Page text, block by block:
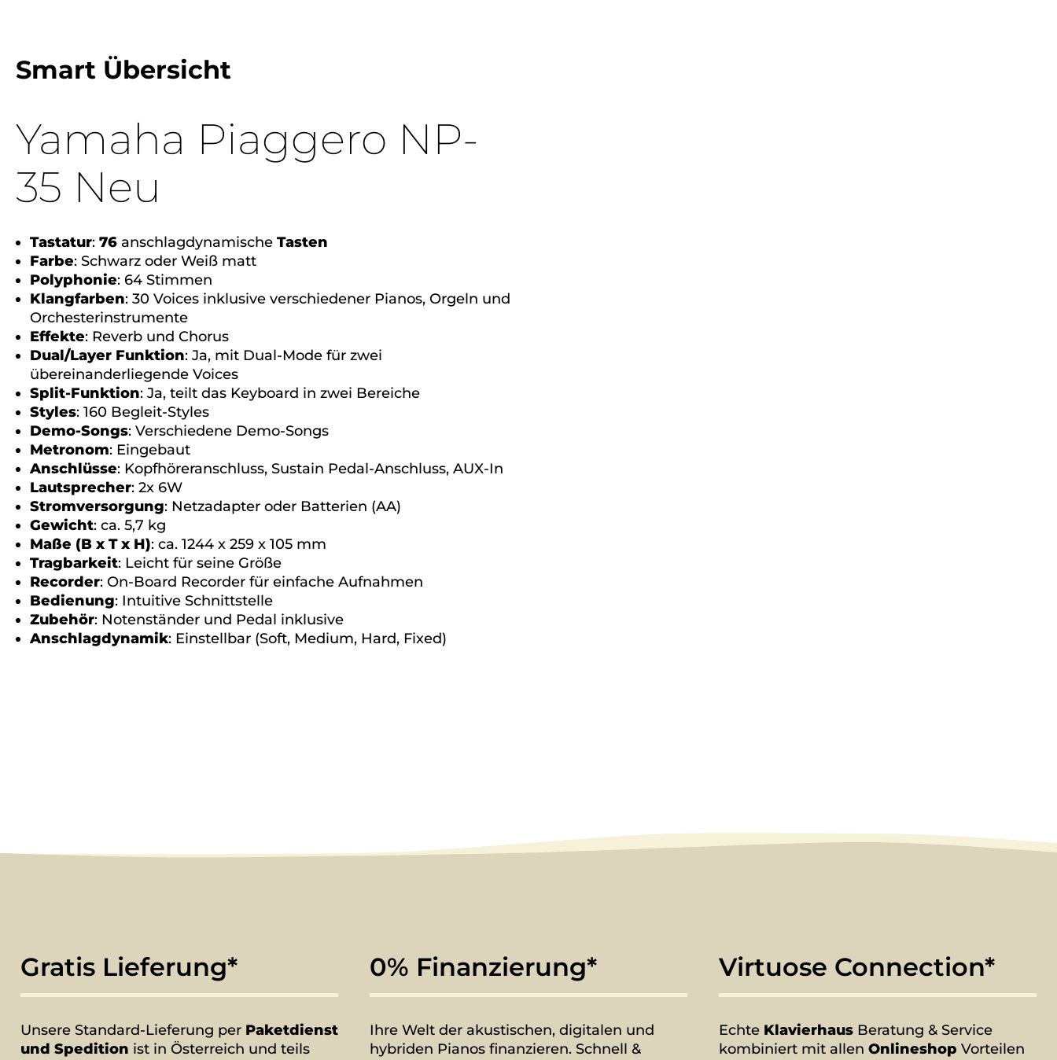
Smart Übersicht
Yamaha Piaggero NP-
35 Neu
Tastatur: 76 anschlagdynamische Tasten
Farbe: Schwarz oder Weiß matt
Polyphonie: 64 Stimmen
Klangfarben: 30 Voices inklusive verschiedener Pianos, Orgeln und
Orchesterinstrumente
Effekte: Reverb und Chorus
Dual/Layer Funktion: Ja, mit Dual-Mode für zwei
übereinanderliegende Voices
Split-Funktion: Ja, teilt das Keyboard in zwei Bereiche
Styles: 160 Begleit-Styles
Demo-Songs: Verschiedene Demo-Songs
Metronom: Eingebaut
Anschlüsse: Kopfhöreranschluss, Sustain Pedal-Anschluss, AUX-In
Lautsprecher: 2x 6W
Stromversorgung: Netzadapter oder Batterien (AA)
Gewicht: ca. 5,7 kg
Maße (B x T x H): ca. 1244 x 259 x 105 mm
Tragbarkeit: Leicht für seine Größe
Recorder: On-Board Recorder für einfache Aufnahmen
Bedienung: Intuitive Schnittstelle
Zubehör: Notenständer und Pedal inklusive
Anschlagdynamik: Einstellbar (Soft, Medium, Hard, Fixed)
Gratis Lieferung*
Unsere Standard-Lieferung per Paketdienst
und Spedition ist in Österreich und teils
0% Finanzierung*
Ihre Welt der akustischen, digitalen und
hybriden Pianos finanzieren. Schnell &
Virtuose Connection*
Echte Klavierhaus Beratung & Service
kombiniert mit allen Onlineshop Vorteilen